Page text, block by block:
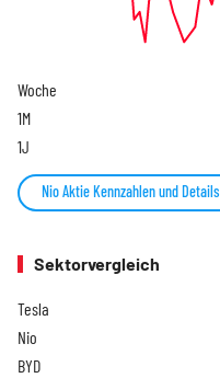
Woche
1M
1J
Nio Aktie Kennzahlen und Details
Sektorvergleich
Tesla
Nio
BYD